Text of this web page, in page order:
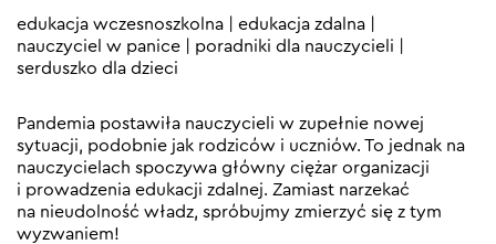
edukacja wczesnoszkolna edukacja zdalna
nauczyciel w panice
poradniki dla nauczycieli
serduszko dla dzieci
Pandemia postawiła nauczycieli w zupełnie nowej
sytuacji, podobnie jak rodziców i uczniów. To jednak na
nauczycielach spoczywa główny ciężar organizacji
i prowadzenia edukacji zdalnej. Zamiast narzekać
na nieudolność władz, spróbujmy zmierzyć się z tym
wyzwaniem!